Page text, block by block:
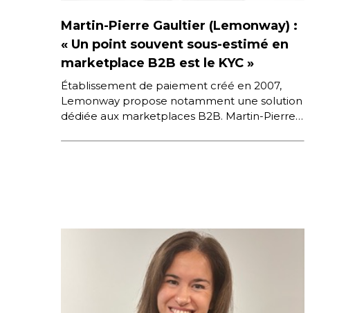
Martin-Pierre Gaultier (Lemonway) :
« Un point souvent sous-estimé en
marketplace B2B est le KYC »
Établissement de paiement créé en 2007,
Lemonway propose notamment une solution
dédiée aux marketplaces B2B. Martin-Pierre